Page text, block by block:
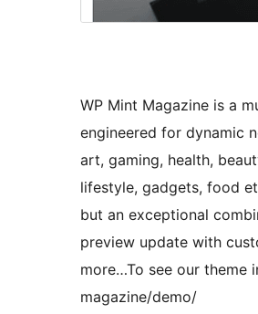
WP Mint Magazine is a
engineered for dynamic
art, gaming, health,
lifestyle, gadgets, food
but an exceptional
preview update with
more…To see our
magazine/demo/